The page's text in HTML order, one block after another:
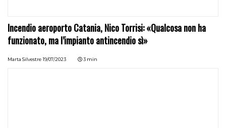
Incendio aeroporto Catania, Nico Torrisi: «Qualcosa non ha
funzionato, ma l’impianto antincendio sì»
Marta Silvestre 19/07/2023 3 min